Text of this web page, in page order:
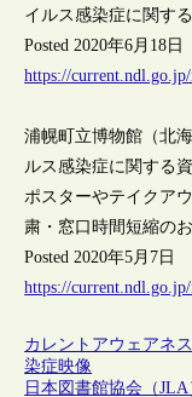
イルス感染症に関す
Posted 2020年6月18日
https://
浦幌町立博物館（北
ルス感染症に関する
ポスターやテイクア
粛・窓口時間短縮の
Posted 2020年5月7日
https://
カレントアウェアネ
染症映像
日本図書館協会（JLA